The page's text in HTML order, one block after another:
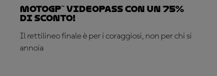
MotoGP™ VideoPass con un 75%
di sconto!
Il rettilineo finale è per i coraggiosi, non per chi si
annoia